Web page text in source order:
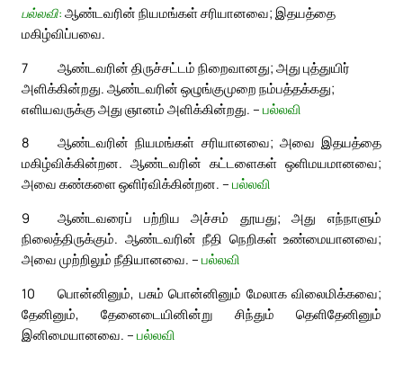
பல்லவி: ஆண்டவரின் நியமங்கள் சரியானவை; இதயத்தை
மகிழ்விப்பவை.
7
ஆண்டவரின் திருச்சட்டம் நிறைவானது; அது புத்துயிர்
அளிக்கின்றது. ஆண்டவரின் ஒழுங்குமுறை நம்பத்தக்கது;
எளியவருக்கு அது ஞானம் அளிக்கின்றது. – பல்லவி
8
ஆண்டவரின் நியமங்கள் சரியானவை; அவை இதயத்தை
மகிழ்விக்கின்றன. ஆண்டவரின் கட்டளைகள் ஒளிமயமானவை;
அவை கண்களை ஒளிர்விக்கின்றன. – பல்லவி
9
ஆண்டவரைப் பற்றிய அச்சம் தூயது; அது எந்நாளும்
நிலைத்திருக்கும். ஆண்டவரின் நீதி நெறிகள் உண்மையானவை;
அவை முற்றிலும் நீதியானவை. – பல்லவி
10
பொன்னினும், பசும் பொன்னினும் மேலாக விலைமிக்கவை;
தேனினும், தேனைடையினின்று சிந்தும் தெளிதேனினும்
இனிமையானவை. – பல்லவி